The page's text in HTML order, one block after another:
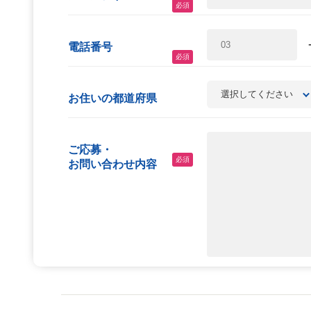
必須
電話番号
必須
-
お住いの都道府県
ご応募・
お問い合わせ内容
必須